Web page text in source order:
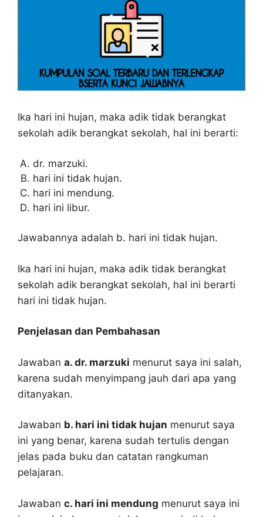
Ika hari ini hujan, maka adik tidak berangkat
sekolah adik berangkat sekolah, hal ini berarti:
dr. marzuki.
hari ini tidak hujan.
hari ini mendung.
hari ini libur.
Jawabannya adalah b. hari ini tidak hujan.
Ika hari ini hujan, maka adik tidak berangkat
sekolah adik berangkat sekolah, hal ini berarti
hari ini tidak hujan.
Penjelasan dan Pembahasan
Jawaban a. dr. marzuki menurut saya ini salah,
karena sudah menyimpang jauh dari apa yang
ditanyakan.
Jawaban b. hari ini tidak hujan menurut saya
ini yang benar, karena sudah tertulis dengan
jelas pada buku dan catatan rangkuman
pelajaran.
Jawaban c. hari ini mendung menurut saya ini